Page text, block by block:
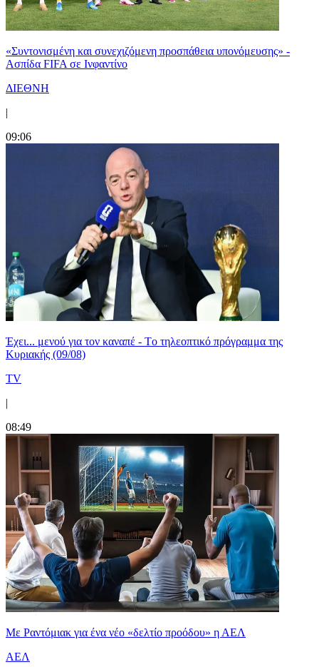
«Συντονισμένη και συνεχιζόμενη προσπάθεια υπονόμευσης» -
Ασπίδα FIFA σε Ινφαντίνο
ΔΙΕΘΝΗ
|
09:06
Έχει... μενού για τον καναπέ - Tο τηλεοπτικό πρόγραμμα της
Κυριακής (09/08)
TV
|
08:49
Με Ραντόμιακ για ένα νέο «δελτίο προόδου» η ΑΕΛ
ΑΕΛ